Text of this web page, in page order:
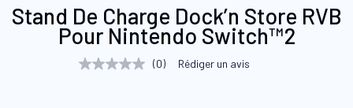
to
beginning
Stand De Charge Dock’n Store RVB
Pour Nintendo Switch™2
Aucune (0) Rédiger un avis